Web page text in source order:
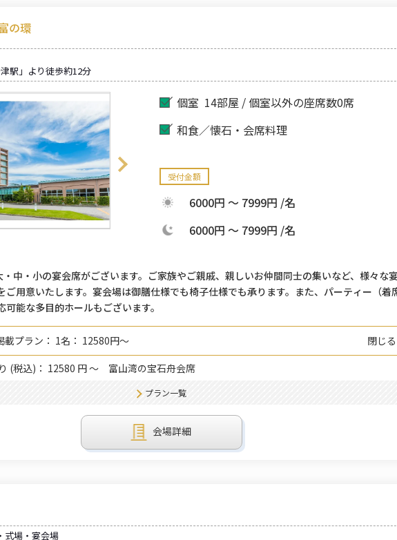
の環
駅」より徒歩約12分
個室 14部屋 / 個室以外の座席数0席
和食／懐石・会席料理
受付金額
6000円 ～ 7999円 /名
6000円 ～ 7999円 /名
中・小の宴会席がございます。ご家族やご親戚、親しいお仲間同士の集いなど、様々な
ご用意いたします。宴会場は御膳仕様でも椅子仕様でも承ります。また、パーティー（着
能な多目的ホールもございます。
載プラン： 1名： 12580円～
閉じる
(税込)： 12580 円 ～ 富山湾の宝石舟会席
プラン一覧
会場詳細
式場・宴会場